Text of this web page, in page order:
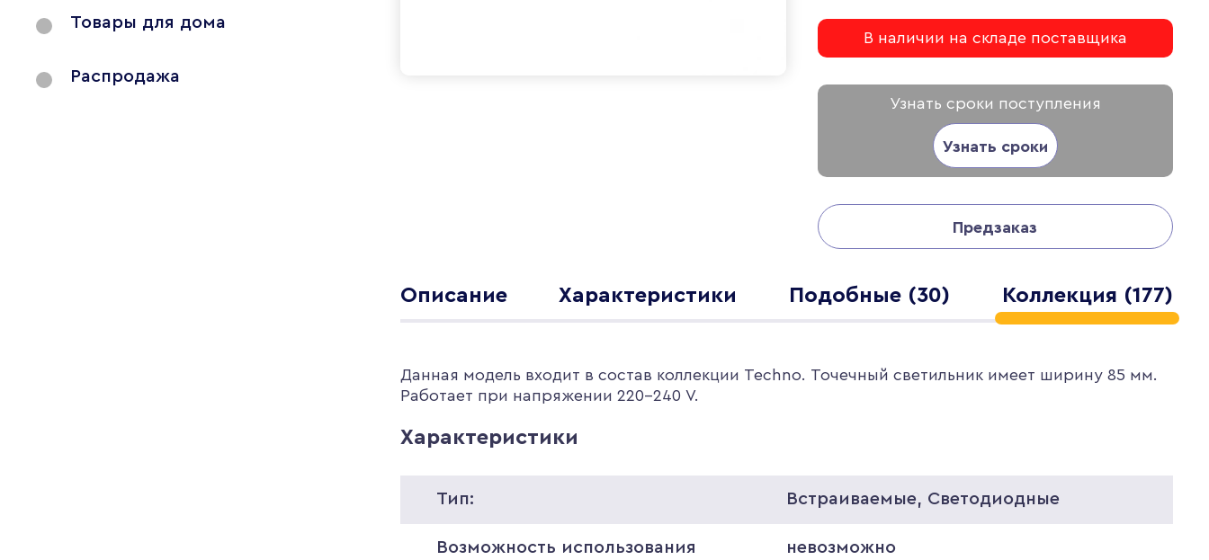
Товары для дома
Распродажа
В наличии на складе поставщика
Узнать сроки поступления
Узнать сроки
Предзаказ
Описание Характеристики Подобные (30) Коллекция (177)
Данная модель входит в состав коллекции Techno. Точечный светильник имеет ширину 85 мм.
Работает при напряжении 220-240 V.
Характеристики
Тип: Встраиваемые, Светодиодные
Возможность использования
невозможно